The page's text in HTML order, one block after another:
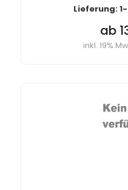
Lieferung:
ab
inkl. 19%